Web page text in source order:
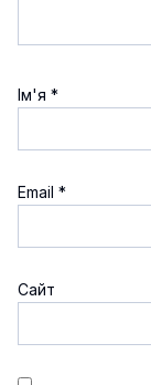
Ім'я *
Email *
Сайт